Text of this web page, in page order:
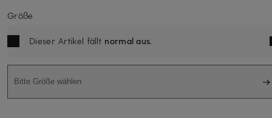
Größe
Dieser Artikel fällt normal aus.
Bitte Größe wählen